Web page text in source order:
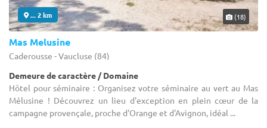
... 2 km (18)
Mas Melusine
Caderousse - Vaucluse (84)
Demeure de caractère / Domaine
Hôtel pour séminaire : Organisez votre séminaire au vert au Mas
Mélusine ! Découvrez un lieu d'exception en plein cœur de la
campagne provençale, proche d'Orange et d'Avignon, idéal ...